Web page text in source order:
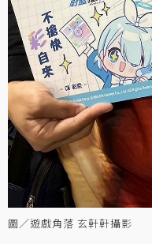
圖／遊戲角落 玄軒軒攝影